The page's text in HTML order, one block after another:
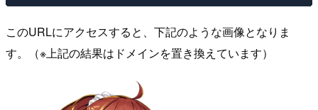
このURLにアクセスすると、下記のような画像となりま
す。（※上記の結果はドメインを置き換えています）